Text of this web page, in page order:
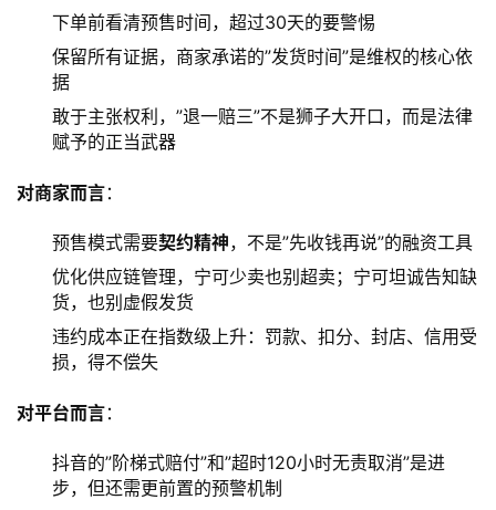
下单前看清预售时间，超过30天的要警惕
保留所有证据，商家承诺的”发货时间”是维权的核心依
据
敢于主张权利，”退一赔三”不是狮子大开口，而是法律
赋予的正当武器
对商家而言：
预售模式需要契约精神，不是”先收钱再说”的融资工具
优化供应链管理，宁可少卖也别超卖；宁可坦诚告知缺
货，也别虚假发货
违约成本正在指数级上升：罚款、扣分、封店、信用受
损，得不偿失
对平台而言：
抖音的”阶梯式赔付”和”超时120小时无责取消”是进
步，但还需更前置的预警机制